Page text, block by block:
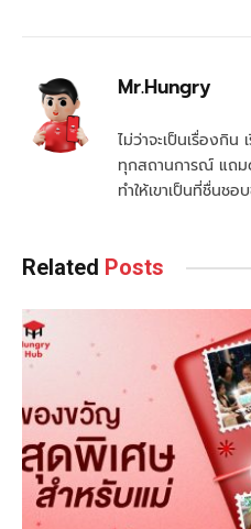
Mr.Hungry
ไม่ว่าจะเป็นเรื่องกิ
ทุกสถานการณ์ แถม
ทำให้เขาเป็นที่ชื่นช
Related Posts